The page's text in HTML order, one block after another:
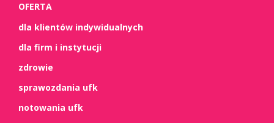
OFERTA
dla klientów indywidualnych
dla firm i instytucji
zdrowie
sprawozdania ufk
notowania ufk